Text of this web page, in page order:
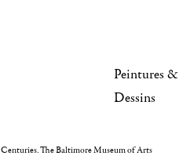
Peintures
Dessins
The Baltimore Museum of Arts